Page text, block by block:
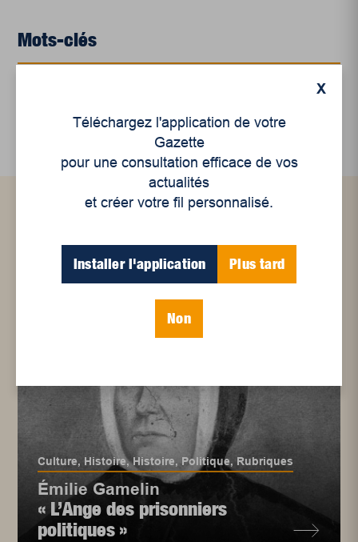
Mots-clés
Culture, Histoire,Histoire,Politique, Rubriques
Émilie Gamelin
« L’Ange des prisonniers
politiques »
X
Téléchargez l'application de votre
Gazette
pour une consultation efficace de vos
actualités
et créer votre fil personnalisé.
Installer l'application Plus tard
Non